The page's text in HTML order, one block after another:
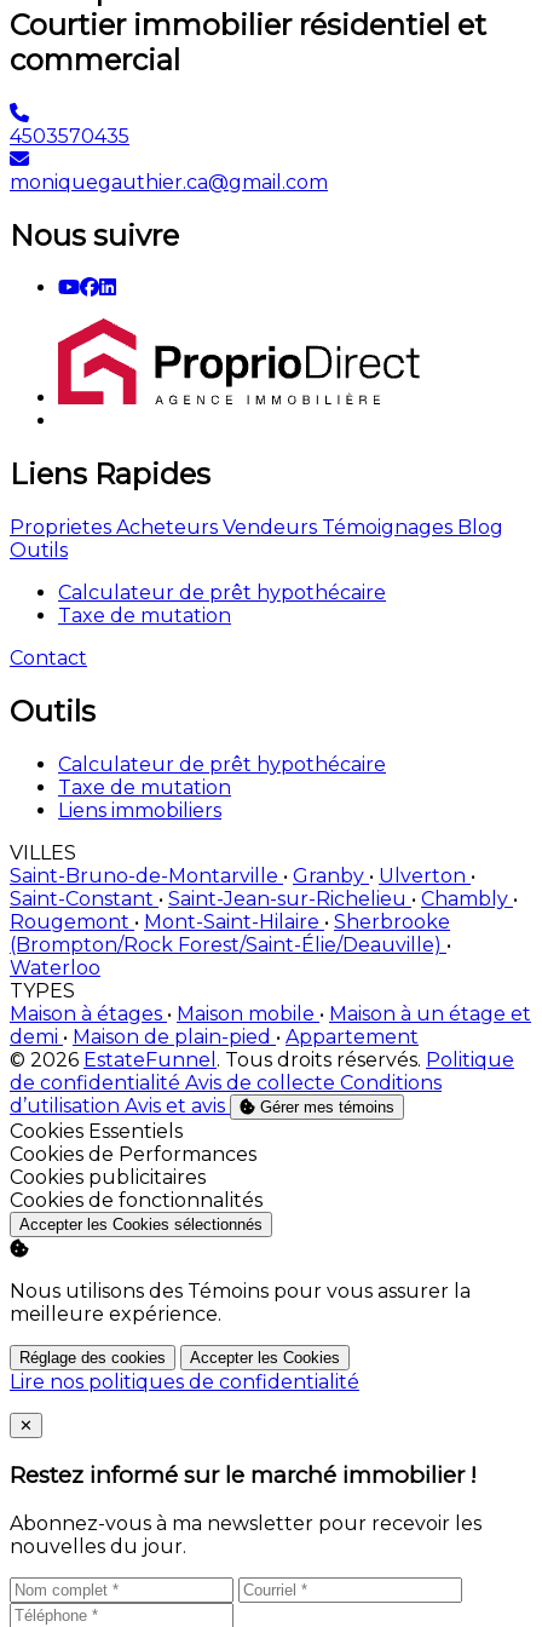
Courtier immobilier résidentiel et
commercial
4503570435
moniquegauthier.ca@gmail.com
Nous suivre
Liens Rapides
Proprietes Acheteurs Vendeurs Témoignages Blog
Outils
Calculateur de prêt hypothécaire
Taxe de mutation
Contact
Outils
Calculateur de prêt hypothécaire
Taxe de mutation
Liens immobiliers
VILLES
Saint-Bruno-de-Montarville • Granby • Ulverton •
Saint-Constant • Saint-Jean-sur-Richelieu • Chambly •
Rougemont • Mont-Saint-Hilaire • Sherbrooke
(Brompton/Rock Forest/Saint-Élie/Deauville) •
Waterloo
TYPES
Maison à étages • Maison mobile • Maison à un étage et
demi • Maison de plain-pied • Appartement
© 2026 EstateFunnel . Tous droits réservés. Politique
de confidentialité Avis de collecte Conditions
d’utilisation Avis et avis Gérer mes témoins
Activer
Cookies Essentiels
Activer
Cookies de Performances
Activer
Cookies publicitaires
Activer
Cookies de fonctionnalités
Accepter les Cookies sélectionnés
Nous utilisons des Témoins pour vous assurer la
meilleure expérience.
Réglage des cookies Accepter les Cookies
Lire nos politiques de confidentialité
Close
✕
Restez informé sur le marché immobilier !
Abonnez-vous à ma newsletter pour recevoir les
nouvelles du jour.